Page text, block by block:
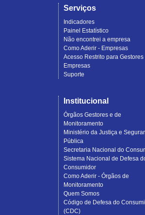
Serviços
Indicadores
Painel Estatístico
Não encontrei a empresa
Como Aderir - Empresas
Acesso Restrito para Gestores
Empresas
Suporte
Institucional
Órgãos Gestores e de
Monitoramento
Ministério da Justiça e
Pública
Secretaria Nacional do
Sistema Nacional de Defesa
Consumidor
Como Aderir - Órgãos de
Monitoramento
Quem Somos
Código de Defesa do
(CDC)